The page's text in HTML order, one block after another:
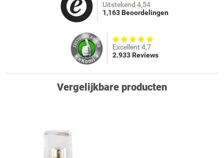
Uitstekend 4,54
1,163 Beoordelingen
Excellent 4,7
2.933 Reviews
Vergelijkbare producten